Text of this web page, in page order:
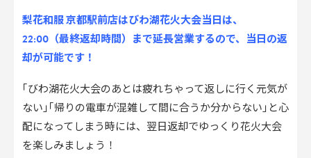
梨花和服 京都駅前店はびわ湖花火大会当日は、
22:00（最終返却時間）まで延長営業するので、当日の返
却が可能です！
｢びわ湖花火大会のあとは疲れちゃって返しに行く元気が
ない｣｢帰りの電車が混雑して間に合うか分からない｣と心
配になってしまう時には、翌日返却でゆっくり花火大会
を楽しみましょう！